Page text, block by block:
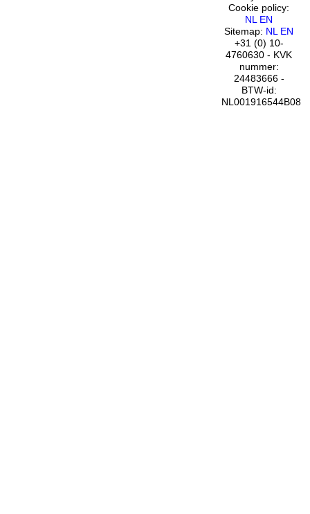
Cookie policy:
NL EN
Sitemap: NL EN
+31 (0) 10-
4760630 - KVK
nummer:
24483666 -
BTW-id:
NL001916544B08